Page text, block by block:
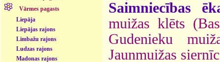
Vārmes pagasts
Liepāja
Liepājas rajons
Limbažu rajons
Ludzas rajons
Madonas rajons
Saimniecības
muižas klēts
Gudenieku
Jaunmuižas